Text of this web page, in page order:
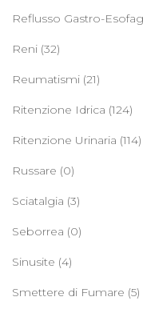
Reflusso Gastro-
Reni (32)
Reumatismi (21)
Ritenzione Idrica (124)
Ritenzione Urinaria (114)
Russare (0)
Sciatalgia (3)
Seborrea (0)
Sinusite (4)
Smettere di Fumare (5)